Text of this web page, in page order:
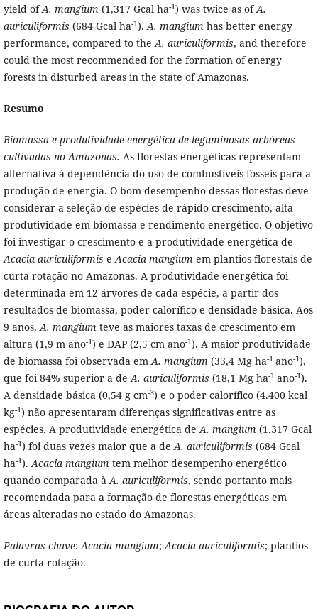
yield ofA. mangium (1,317 Gcal ha-1) was twice as ofA.
auriculiformis (684 Gcal ha-1).A. mangium has better energy
performance, compared to theA. auriculiformis, and therefore
could the most recommended for the formation of energy
forests in disturbed areas in the state of Amazonas.
Resumo
Biomassa e produtividade energética de leguminosas arbóreas
cultivadas no Amazonas. As florestas energéticas representam
alternativa à dependência do uso de combustíveis fósseis para a
produção de energia. O bom desempenho dessas florestas deve
considerar a seleção de espécies de rápido crescimento, alta
produtividade em biomassa e rendimento energético. O objetivo
foi investigar o crescimento e a produtividade energética de
Acacia auriculiformis eAcacia mangium em plantios florestais de
curta rotação no Amazonas. A produtividade energética foi
determinada em 12 árvores de cada espécie, a partir dos
resultados de biomassa, poder calorífico e densidade básica. Aos
9 anos,A. mangium teve as maiores taxas de crescimento em
altura (1,9 m ano-1) e DAP (2,5 cm ano-1). A maior produtividade
de biomassa foi observada emA. mangium (33,4 Mg ha-1 ano-1),
que foi 84% superior a deA. auriculiformis (18,1 Mg ha-1 ano-1).
A densidade básica (0,54 g cm-3) e o poder calorífico (4.400 kcal
kg-1) não apresentaram diferenças significativas entre as
espécies. A produtividade energética deA. mangium (1.317 Gcal
ha-1) foi duas vezes maior que a deA. auriculiformis (684 Gcal
ha-1).Acacia mangium tem melhor desempenho energético
quando comparada àA. auriculiformis, sendo portanto mais
recomendada para a formação de florestas energéticas em
áreas alteradas no estado do Amazonas.
Palavras-chave:Acacia mangium; Acacia auriculiformis; plantios
de curta rotação.